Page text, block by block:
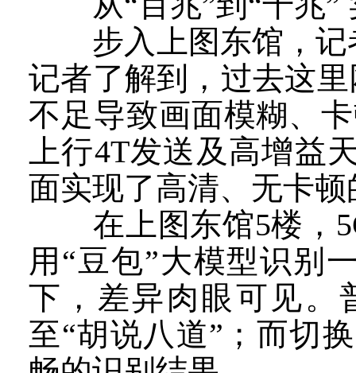
步入上图东馆，记
记者了解到，过去这
不足导致画面模糊、
上行4T发送及高增益
面实现了高清、无卡
在上图东馆5楼，
用“豆包”大模型识别
下，差异肉眼可见。
至“胡说八道”；而切